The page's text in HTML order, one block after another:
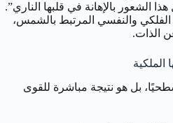
الشعور بالإهانة في قلبها الناري”.
الفلكي والنفسي المرتبط بالشمس،
الذات.
الملكية
بل هو نتيجة مباشرة للقوى